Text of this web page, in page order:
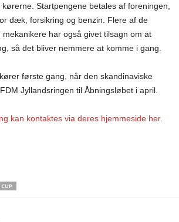
Startpengene betales af foreningen,
dæk, forsikring og benzin. Flere af de
har også givet tilsagn om at
så det bliver nemmere at komme i gang.
første gang, når den skandinaviske
Jyllandsringen til Åbningsløbet i april.
kan kontaktes via deres hjemmeside her.